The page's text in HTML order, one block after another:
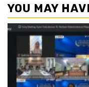
YOU MAY